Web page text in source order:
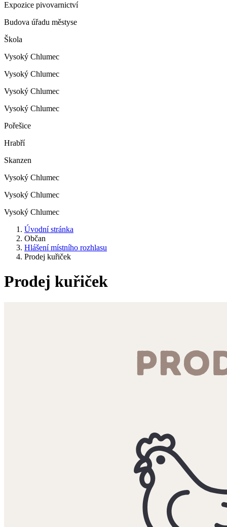
Expozice pivovarnictví
Budova úřadu městyse
Škola
Vysoký Chlumec
Vysoký Chlumec
Vysoký Chlumec
Vysoký Chlumec
Pořešice
Hrabří
Skanzen
Vysoký Chlumec
Vysoký Chlumec
Vysoký Chlumec
Úvodní stránka
Občan
Hlášení místního rozhlasu
Prodej kuřiček
Prodej kuřiček